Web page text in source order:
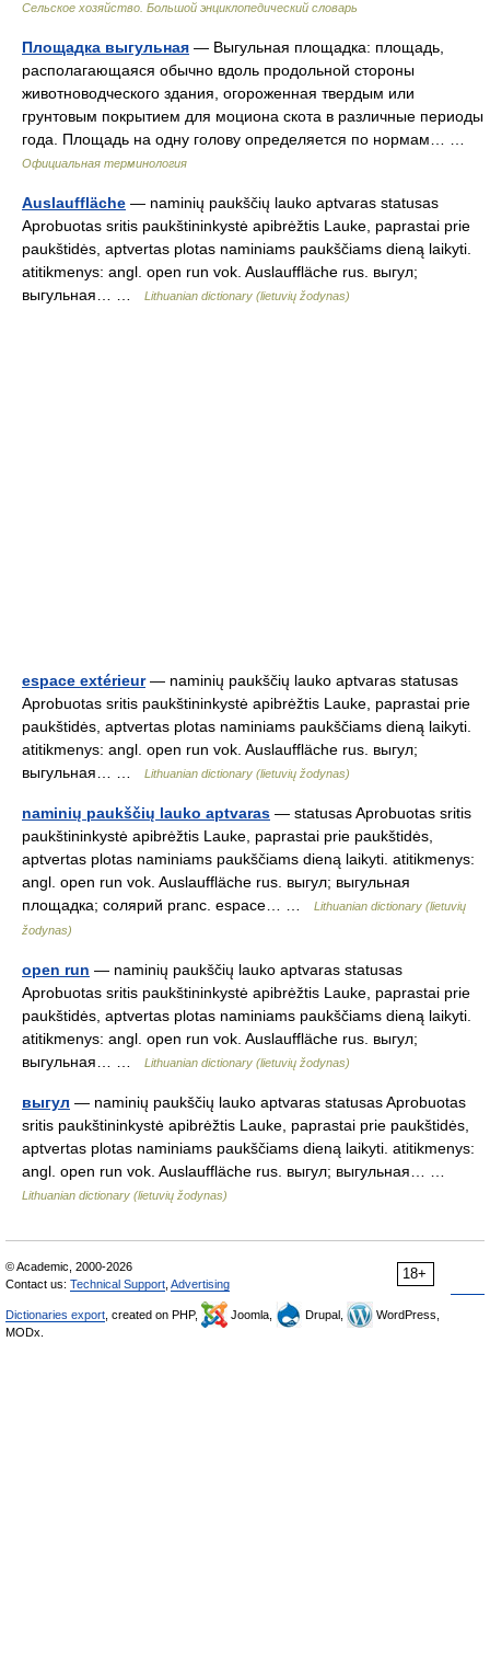
Сельское хозяйство. Большой энциклопедический словарь
Площадка выгульная — Выгульная площадка: площадь,
располагающаяся обычно вдоль продольной стороны
животноводческого здания, огороженная твердым или
грунтовым покрытием для моциона скота в различные периоды
года. Площадь на одну голову определяется по нормам… …
Официальная терминология
Auslauffläche — naminių paukščių lauko aptvaras statusas
Aprobuotas sritis paukštininkystė apibrėžtis Lauke, paprastai prie
paukštidės, aptvertas plotas naminiams paukščiams dieną laikyti.
atitikmenys: angl. open run vok. Auslauffläche rus. выгул;
выгульная… …
Lithuanian dictionary (lietuvių žodynas)
espace extérieur— naminių paukščių lauko aptvaras statusas
Aprobuotas sritis paukštininkystė apibrėžtis Lauke, paprastai prie
paukštidės, aptvertas plotas naminiams paukščiams dieną laikyti.
atitikmenys: angl. open run vok. Auslauffläche rus. выгул;
выгульная… …
Lithuanian dictionary (lietuvių žodynas)
naminių paukščių lauko aptvaras — statusas Aprobuotas sritis
paukštininkystė apibrėžtis Lauke, paprastai prie paukštidės,
aptvertas plotas naminiams paukščiams dieną laikyti. atitikmenys:
angl. open run vok. Auslauffläche rus. выгул; выгульная
площадка; солярий pranc. espace… …
Lithuanian dictionary (lietuvių
žodynas)
open run — naminių paukščių lauko aptvaras statusas
Aprobuotas sritis paukštininkystė apibrėžtis Lauke, paprastai prie
paukštidės, aptvertas plotas naminiams paukščiams dieną laikyti.
atitikmenys: angl. open run vok. Auslauffläche rus. выгул;
выгульная… …
Lithuanian dictionary (lietuvių žodynas)
выгул — naminių paukščių lauko aptvaras statusas Aprobuotas
sritis paukštininkystė apibrėžtis Lauke, paprastai prie paukštidės,
aptvertas plotas naminiams paukščiams dieną laikyti. atitikmenys:
angl. open run vok. Auslauffläche rus. выгул; выгульная… …
Lithuanian dictionary (lietuvių žodynas)
18+
© Academic, 2000-2026
Contact us: Technical Support Advertising
Dictionaries export , created on PHP, Joomla, Drupal,
WordPress,
MODx.